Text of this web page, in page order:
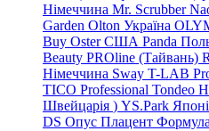
Німеччина Mr. Scrubber
Garden Olton Україна
Buy Oster США Panda
Beauty PROline (Тайвань)
Німеччина Sway T-LAB
TICO Professional Tondeo
Швейцарія ) YS.Park
DS Опус Плацент